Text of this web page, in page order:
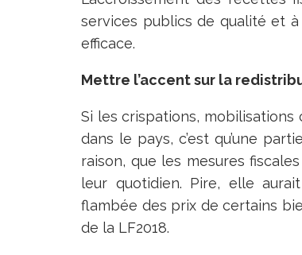
services publics de qualité et
efficace.
Mettre l’accent sur la
Si les crispations, mobilisations
dans le pays, c’est qu’une
raison, que les mesures
leur quotidien. Pire, elle
flambée des prix de certains
de la LF2018.